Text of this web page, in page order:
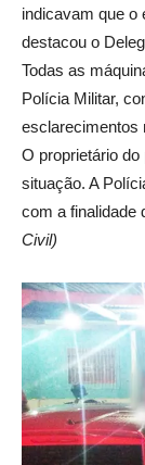
indicavam que o
destacou o
Todas as
Polícia Militar,
esclarecimentos
O proprietário
situação. A
com a finalidade
Civil)